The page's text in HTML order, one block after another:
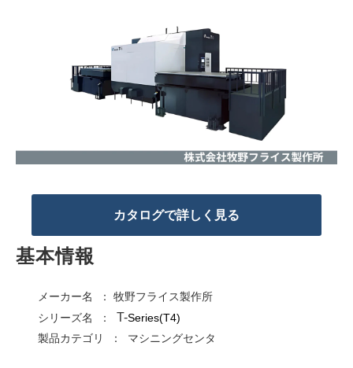
カタログで詳しく見る
基本情報
メーカー名 ： 牧野フライス製作所
シリーズ名 ：
T-Series(T4)
製品カテゴリ ： マシニングセンタ